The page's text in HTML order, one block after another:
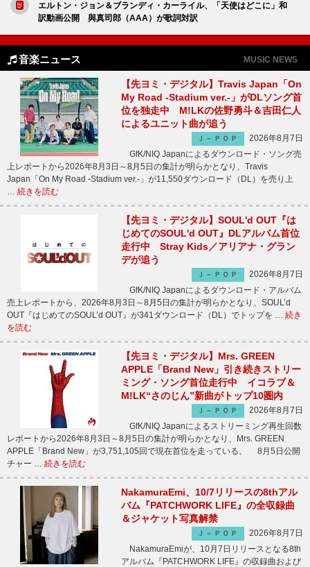
エルトン・ジョン＆ブランディ・カーライル、「天使はどこに」和
訳動画公開 與真司郎（AAA）が歌詞対訳
音楽ニュース MUSIC NEWS
【先ヨミ・デジタル】Travis Japan「On
My Road -Stadium ver.-」がDLソング首
位を独走中 M!LKの佐野勇斗＆吉田仁人
によるユニット曲が追う
Ｊ－ＰＯＰ
2026年8月7日
GfK/NIQ Japanによるダウンロード・ソング売
上レポートから2026年8月3日～8月5日の集計が明らかとなり、Travis
Japan「On My Road -Stadium ver.-」が11,550ダウンロード（DL）を売り上
… 続きを読む
【先ヨミ・デジタル】SOUL'd OUT『は
じめてのSOUL'd OUT』DLアルバム首位
走行中 Stray Kids／アリアナ・グラン
デが追う
Ｊ－ＰＯＰ
2026年8月7日
GfK/NIQ Japanによるダウンロード・アルバム
売上レポートから、2026年8月3日～8月5日の集計が明らかとなり、SOUL’d
OUT『はじめてのSOUL’d OUT』が341ダウンロード（DL）でトップを … 続き
を読む
【先ヨミ・デジタル】Mrs. GREEN
APPLE「Brand New」引き続きストリー
ミング・ソング首位走行中 イコラブ＆
M!LK“さのじん”新曲がトップ10圏内
Ｊ－ＰＯＰ
2026年8月7日
GfK/NIQ Japanによるストリーミング再生回数
レポートから2026年8月3日～8月5日の集計が明らかとなり、Mrs. GREEN
APPLE「Brand New」が3,751,105回で現在首位を走っている。 8月5日公開
チャー … 続きを読む
NakamuraEmi、10/7リリースの8thアル
バム『PATCHWORK LIFE』の全収録曲
＆ジャケット写真解禁
Ｊ－ＰＯＰ
2026年8月7日
NakamuraEmiが、10月7日リリースとなる8th
アルバム『PATCHWORK LIFE』の収録曲および